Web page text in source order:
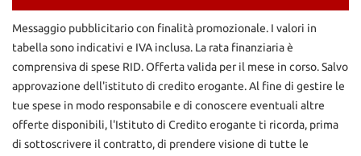
Contattaci
Messaggio pubblicitario con finalità promozionale. I valori in
tabella sono indicativi e IVA inclusa. La rata finanziaria è
comprensiva di spese RID. Offerta valida per il mese in corso. Salvo
approvazione dell'istituto di credito erogante. Al fine di gestire le
tue spese in modo responsabile e di conoscere eventuali altre
offerte disponibili, l'Istituto di Credito erogante ti ricorda, prima
di sottoscrivere il contratto, di prendere visione di tutte le